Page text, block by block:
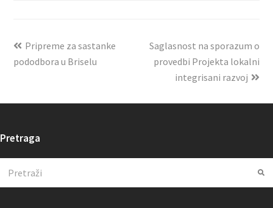
Pripreme za sastanke
pododbora u Briselu
Saglasnost na sporazum o
provedbi Projekta lokalni
integrisani razvoj
Pretraga